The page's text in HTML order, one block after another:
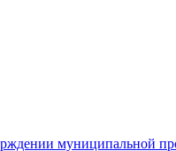
муниципальной